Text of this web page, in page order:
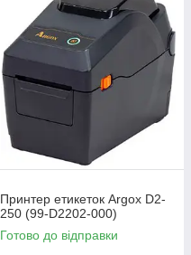
Принтер етикеток Argox D2-
250 (99-D2202-000)
Готово до відправки